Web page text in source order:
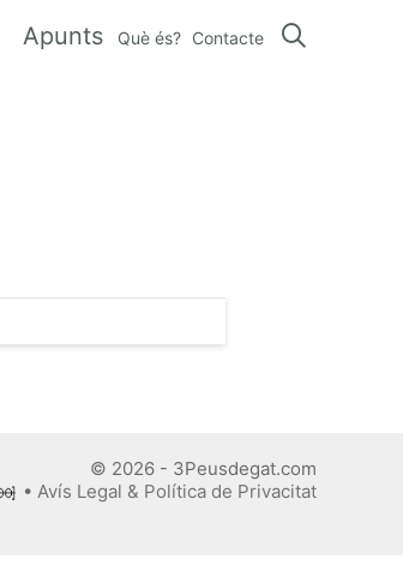
Apunts Què és? Contacte
© 2026 - 3Peusdegat.com
• Avís Legal & Política de Privacitat